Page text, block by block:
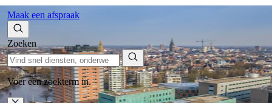
Maak een afspraak
Zoeken
Voer een zoekterm in.